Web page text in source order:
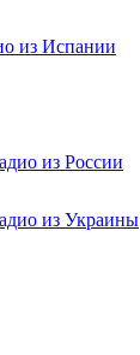
из Испании
из России
из Украины